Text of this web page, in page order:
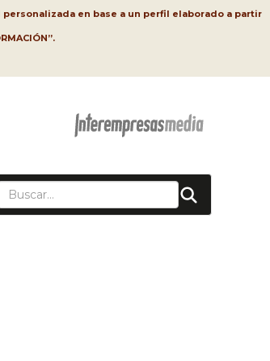
en base a un perfil elaborado a partir